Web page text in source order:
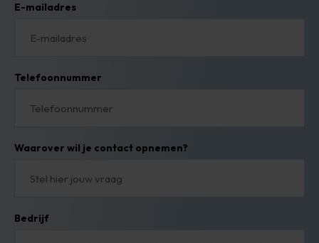
E-mailadres
Telefoonnummer
Waarover wil je contact opnemen?
Bedrijf